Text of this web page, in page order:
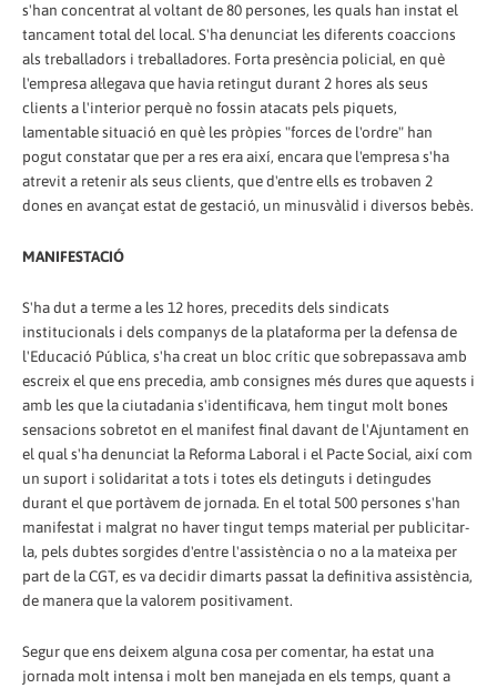
s'han concentrat al voltant de 80 persones, les quals han instat el
tancament total del local. S'ha denunciat les diferents coaccions
als treballadors i treballadores. Forta presència policial, en què
l'empresa al·legava que havia retingut durant 2 hores als seus
clients a l'interior perquè no fossin atacats pels piquets,
lamentable situació en què les pròpies "forces de l'ordre" han
pogut constatar que per a res era així, encara que l'empresa s'ha
atrevit a retenir als seus clients, que d'entre ells es trobaven 2
dones en avançat estat de gestació, un minusvàlid i diversos bebès.
MANIFESTACIÓ
S'ha dut a terme a les 12 hores, precedits dels sindicats
institucionals i dels companys de la plataforma per la defensa de
l'Educació Pública, s'ha creat un bloc crític que sobrepassava amb
escreix el que ens precedia, amb consignes més dures que aquests i
amb les que la ciutadania s'identificava, hem tingut molt bones
sensacions sobretot en el manifest final davant de l'Ajuntament en
el qual s'ha denunciat la Reforma Laboral i el Pacte Social, així com
un suport i solidaritat a tots i totes els detinguts i detingudes
durant el que portàvem de jornada. En el total 500 persones s'han
manifestat i malgrat no haver tingut temps material per publicitar-
la, pels dubtes sorgides d'entre l'assistència o no a la mateixa per
part de la CGT, es va decidir dimarts passat la definitiva assistència,
de manera que la valorem positivament.
Segur que ens deixem alguna cosa per comentar, ha estat una
jornada molt intensa i molt ben manejada en els temps, quant a